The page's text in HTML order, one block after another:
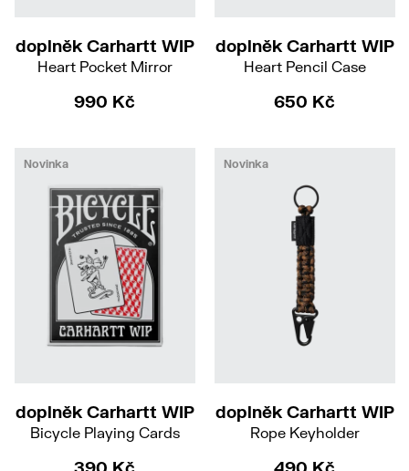
doplněk Carhartt WIP
Heart Pocket Mirror
990 Kč
doplněk Carhartt WIP
Heart Pencil Case
650 Kč
Novinka
doplněk Carhartt WIP
Bicycle Playing Cards
Novinka
doplněk Carhartt WIP
Rope Keyholder